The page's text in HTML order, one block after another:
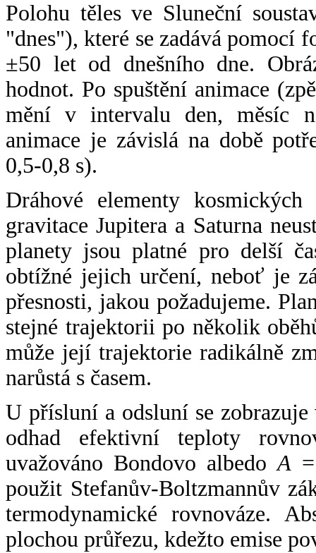
Polohu těles ve Sluneční
"dnes"), které se zadává pomocí
±50 let od dnešního dne.
hodnot. Po spuštění animace
mění v intervalu den, měsíc
animace je závislá na době
0,5-0,8 s).
Dráhové elementy
gravitace Jupitera a Saturna
planety jsou platné pro delší
obtížné jejich určení, neboť je
přesnosti, jakou požadujeme.
stejné trajektorii po několik
může její trajektorie radikálně
narůstá s časem.
U přísluní a odsluní se
odhad efektivní teploty
uvažováno Bondovo albedoA
použit Stefanův-Boltzmannův
termodynamické rovnováze.
plochou průřezu, kdežto emise